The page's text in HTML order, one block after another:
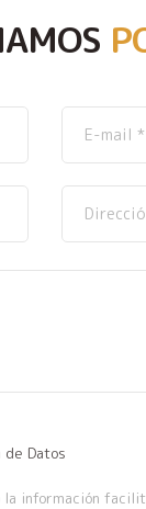
Datos
información